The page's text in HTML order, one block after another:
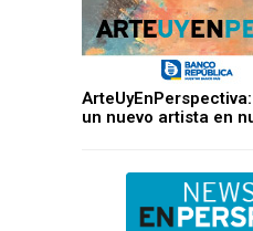
un nuevo artista en